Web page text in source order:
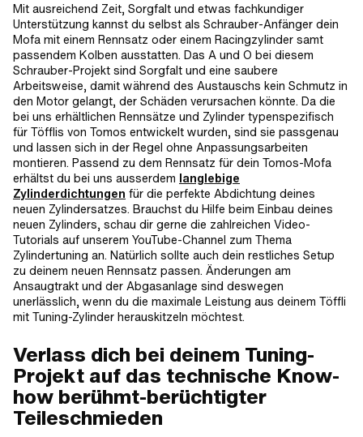
Mit ausreichend Zeit, Sorgfalt und etwas fachkundiger
Unterstützung kannst du selbst als Schrauber-Anfänger dein
Mofa mit einem Rennsatz oder einem Racingzylinder samt
passendem Kolben ausstatten. Das A und O bei diesem
Schrauber-Projekt sind Sorgfalt und eine saubere
Arbeitsweise, damit während des Austauschs kein Schmutz in
den Motor gelangt, der Schäden verursachen könnte. Da die
bei uns erhältlichen Rennsätze und Zylinder typenspezifisch
für Töfflis von Tomos entwickelt wurden, sind sie passgenau
und lassen sich in der Regel ohne Anpassungsarbeiten
montieren. Passend zu dem Rennsatz für dein Tomos-Mofa
erhältst du bei uns ausserdem langlebige
Zylinderdichtungen für die perfekte Abdichtung deines
neuen Zylindersatzes. Brauchst du Hilfe beim Einbau deines
neuen Zylinders, schau dir gerne die zahlreichen Video-
Tutorials auf unserem YouTube-Channel zum Thema
Zylindertuning an. Natürlich sollte auch dein restliches Setup
zu deinem neuen Rennsatz passen. Änderungen am
Ansaugtrakt und der Abgasanlage sind deswegen
unerlässlich, wenn du die maximale Leistung aus deinem Töffli
mit Tuning-Zylinder herauskitzeln möchtest.
Verlass dich bei deinem Tuning-
Projekt auf das technische Know-
how berühmt-berüchtigter
Teileschmieden